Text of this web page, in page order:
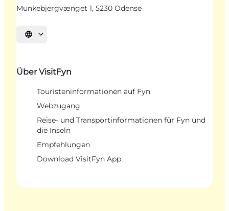
Munkebjergvænget 1, 5230 Odense
Sprache auswählen
Über VisitFyn
Touristeninformationen auf Fyn
Webzugang
Reise- und Transportinformationen für Fyn und
die Inseln
Empfehlungen
Download VisitFyn App